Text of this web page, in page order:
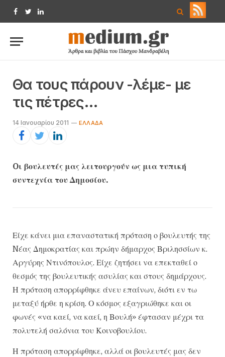
Facebook
TwitterLinkedIn
Θα τους πάρουν -λέμε- με
τις πέτρες…
14 Ιανουαρίου 2011 ΕΛΛΆΔΑ
Oι βουλευτές μας λειτουργούν ως μια τυπική
συντεχνία του Δημοσίου.
Είχε κάνει μια επαναστατική πρόταση ο βουλευτής της
Nέας Δημοκρατίας και πρώην δήμαρχος Βριλησσίων κ.
Αργύρης Ντινόπουλος. Είχε ζητήσει να επεκταθεί ο
θεσμός της βουλευτικής ασυλίας και στους δημάρχους.
Η πρόταση απορρίφθηκε άνευ επαίνων, διότι εν τω
μεταξύ ήρθε η κρίση. Ο κόσμος εξαγριώθηκε και οι
φωνές «να καεί, να καεί, η Βουλή» έφτασαν μέχρι τα
πολυτελή σαλόνια του Κοινοβουλίου.
Η πρόταση απορρίφθηκε, αλλά οι βουλευτές μας δεν